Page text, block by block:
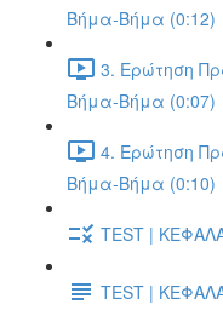
Βήμα-Βήμα (0:12)
3. Ερώτηση
Βήμα-Βήμα (0:07)
4. Ερώτηση
Βήμα-Βήμα (0:10)
TEST |
TEST |